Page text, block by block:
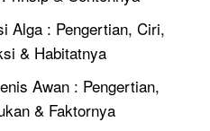
Alga : Pengertian, Ciri,
& Habitatnya
Awan : Pengertian,
& Faktornya